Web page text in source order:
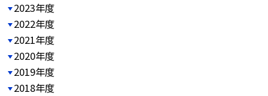
2023年度
2022年度
2021年度
2020年度
2019年度
2018年度